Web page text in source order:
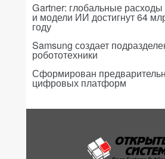
Gartner: глобальные
и модели ИИ достигнут 64
году
Samsung создает
робототехники
Сформирован
цифровых платформ